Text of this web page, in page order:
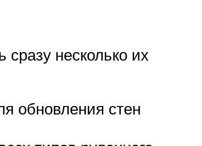
несколько их
обновления стен